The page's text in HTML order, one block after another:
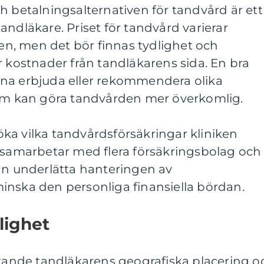
betalningsalternativen för tandvård är ett
Priset för tandvård varierar
men det bör finnas tydlighet och
från tandläkarens sida. En bra
erbjuda eller rekommendera olika
kan göra tandvården mer överkomlig.
vilka tandvårdsförsäkringar kliniken
med flera försäkringsbolag och
underlätta hanteringen av
den personliga finansiella bördan.
tandläkarens geografiska placering